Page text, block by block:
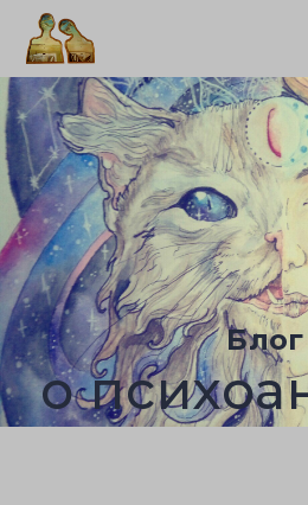
Блог
о